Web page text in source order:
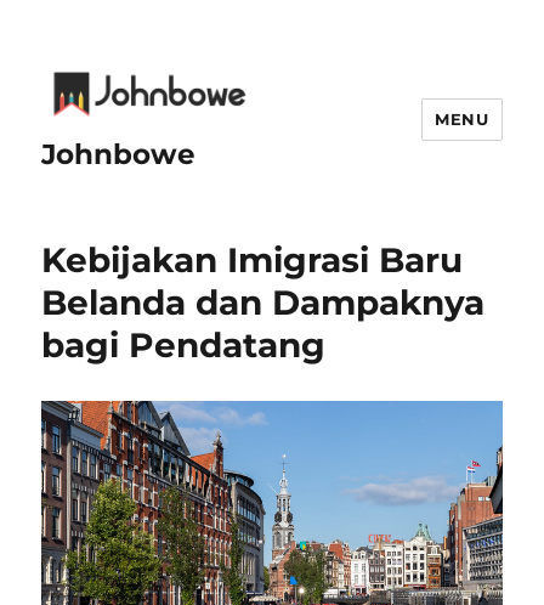
Johnbowe
MENU
Kebijakan Imigrasi Baru
Belanda dan Dampaknya
bagi Pendatang